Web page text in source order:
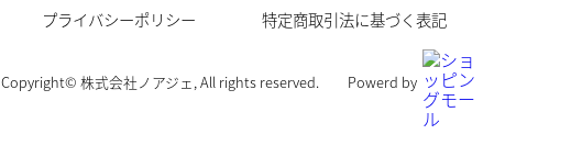
プライバシーポリシー 特定商取引法に基づく表記
Copyright© 株式会社ノアジェ, All rights reserved. Powerd by